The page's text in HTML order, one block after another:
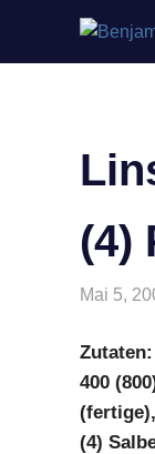
(4)
Mai 5,
Zutaten:
400
(4)